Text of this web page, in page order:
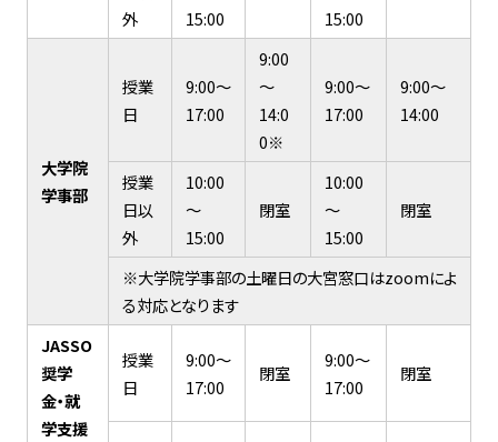
外
15:00
15:00
大学院
学事部
授業
日
9:00～
17:00
9:00
～
14:0
0※
9:00～
17:00
9:00～
14:00
授業
日以
外
10:00
～
15:00
閉室
10:00
～
15:00
閉室
※大学院学事部の土曜日の大宮窓口はzoomによ
る対応となります
JASSO
奨学
金・就
学支援
授業
日
9:00～
17:00
閉室
9:00～
17:00
閉室